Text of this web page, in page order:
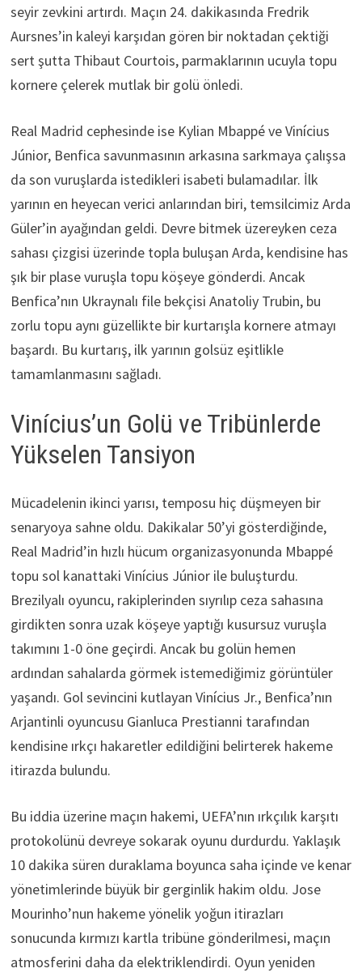
seyir zevkini artırdı. Maçın 24. dakikasında Fredrik
Aursnes’in kaleyi karşıdan gören bir noktadan çektiği
sert şutta Thibaut Courtois, parmaklarının ucuyla topu
kornere çelerek mutlak bir golü önledi.
Real Madrid cephesinde ise Kylian Mbappé ve Vinícius
Júnior, Benfica savunmasının arkasına sarkmaya çalışsa
da son vuruşlarda istedikleri isabeti bulamadılar. İlk
yarının en heyecan verici anlarından biri, temsilcimiz Arda
Güler’in ayağından geldi. Devre bitmek üzereyken ceza
sahası çizgisi üzerinde topla buluşan Arda, kendisine has
şık bir plase vuruşla topu köşeye gönderdi. Ancak
Benfica’nın Ukraynalı file bekçisi Anatoliy Trubin, bu
zorlu topu aynı güzellikte bir kurtarışla kornere atmayı
başardı. Bu kurtarış, ilk yarının golsüz eşitlikle
tamamlanmasını sağladı.
Vinícius’un Golü ve Tribünlerde
Yükselen Tansiyon
Mücadelenin ikinci yarısı, temposu hiç düşmeyen bir
senaryoya sahne oldu. Dakikalar 50’yi gösterdiğinde,
Real Madrid’in hızlı hücum organizasyonunda Mbappé
topu sol kanattaki Vinícius Júnior ile buluşturdu.
Brezilyalı oyuncu, rakiplerinden sıyrılıp ceza sahasına
girdikten sonra uzak köşeye yaptığı kusursuz vuruşla
takımını 1-0 öne geçirdi. Ancak bu golün hemen
ardından sahalarda görmek istemediğimiz görüntüler
yaşandı. Gol sevincini kutlayan Vinícius Jr., Benfica’nın
Arjantinli oyuncusu Gianluca Prestianni tarafından
kendisine ırkçı hakaretler edildiğini belirterek hakeme
itirazda bulundu.
Bu iddia üzerine maçın hakemi, UEFA’nın ırkçılık karşıtı
protokolünü devreye sokarak oyunu durdurdu. Yaklaşık
10 dakika süren duraklama boyunca saha içinde ve kenar
yönetimlerinde büyük bir gerginlik hakim oldu. Jose
Mourinho’nun hakeme yönelik yoğun itirazları
sonucunda kırmızı kartla tribüne gönderilmesi, maçın
atmosferini daha da elektriklendirdi. Oyun yeniden